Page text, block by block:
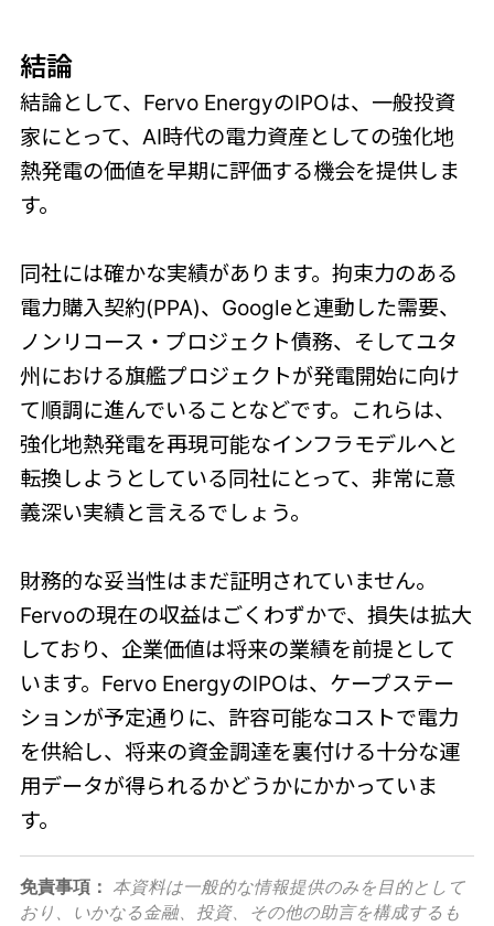
結論
結論として、Fervo EnergyのIPOは、一般投資
家にとって、AI時代の電力資産としての強化地
熱発電の価値を早期に評価する機会を提供しま
す。
同社には確かな実績があります。拘束力のある
電力購入契約(PPA)、Googleと連動した需要、
ノンリコース・プロジェクト債務、そしてユタ
州における旗艦プロジェクトが発電開始に向け
て順調に進んでいることなどです。これらは、
強化地熱発電を再現可能なインフラモデルへと
転換しようとしている同社にとって、非常に意
義深い実績と言えるでしょう。
財務的な妥当性はまだ証明されていません。
Fervoの現在の収益はごくわずかで、損失は拡大
しており、企業価値は将来の業績を前提として
います。Fervo EnergyのIPOは、ケープステー
ションが予定通りに、許容可能なコストで電力
を供給し、将来の資金調達を裏付ける十分な運
用データが得られるかどうかにかかっていま
す。
免責事項：
本資料は一般的な情報提供のみを目的として
おり、いかなる金融、投資、その他の助言を構成するも